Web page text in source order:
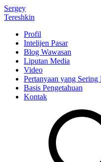
Sergey
Tereshkin
Profil
Intelijen Pasar
Blog Wawasan
Liputan Media
Video
Pertanyaan yang Sering
Basis Pengetahuan
Kontak